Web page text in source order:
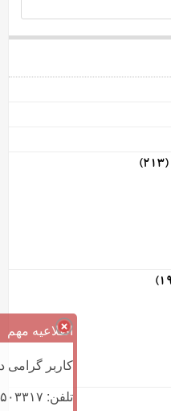
(213)
اطلاعیه مهم
کاربر گرامی
تلفن: ۰۹۱۴۷۵۰۳۳۱۷ (تلگرام یا تماس)